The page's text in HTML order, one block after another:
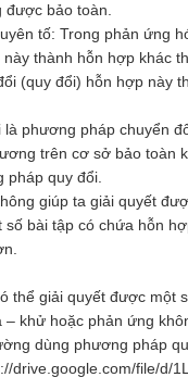
bảo toàn.
tố: Trong phản ứng
thành hỗn hợp khác
(quy đổi) hỗn hợp này
phương pháp chuyển
trên cơ sở bảo toàn
pháp quy đổi.
giúp ta giải quyết
số bài tập có chứa hỗn
thể giải quyết được một
khử hoặc phản ứng
dùng phương pháp
drive.google.com/file/d/